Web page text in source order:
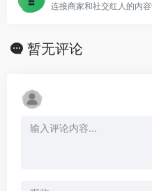
连接商家和社交红人的内
暂无评论